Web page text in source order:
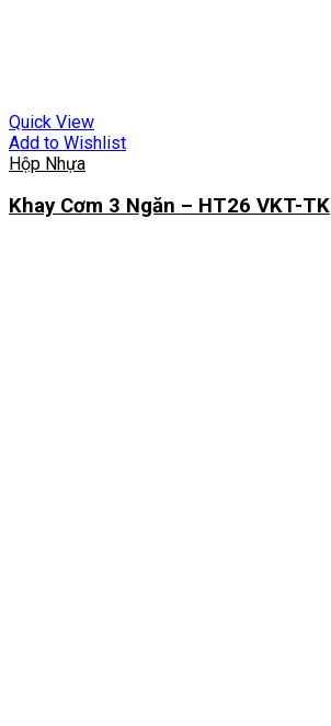
Quick View
Add to Wishlist
Hộp Nhựa
Khay Cơm 3 Ngăn – HT26 VKT-TK